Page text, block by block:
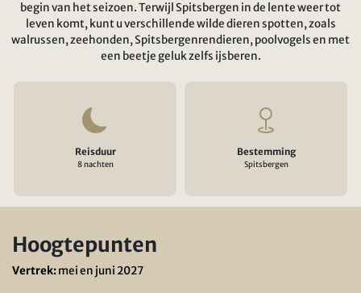
begin van het seizoen. Terwijl Spitsbergen in de lente weer tot
leven komt, kunt u verschillende wilde dieren spotten, zoals
walrussen, zeehonden, Spitsbergenrendieren, poolvogels en met
een beetje geluk zelfs ijsberen.
Reisduur
8 nachten
Bestemming
Spitsbergen
Hoogtepunten
Vertrek:mei en juni 2027